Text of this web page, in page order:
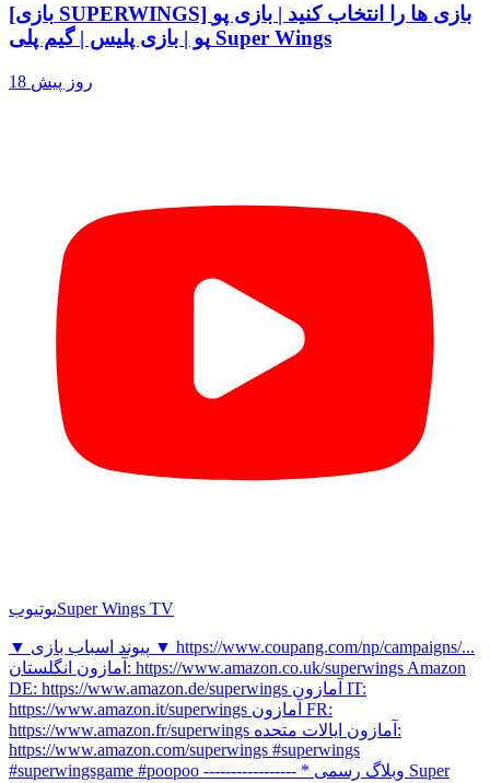
[بازی SUPERWINGS] بازی ها را انتخاب کنید | بازی پو
پو | بازی پلیس | گیم پلی Super Wings
18 روز پیش
یوتیوبSuper Wings TV
▼ پیوند اسباب بازی ▼ https://www.coupang.com/np/campaigns/...
آمازون انگلستان: https://www.amazon.co.uk/superwings Amazon
DE: https://www.amazon.de/superwings آمازون IT:
https://www.amazon.it/superwings آمازون FR:
https://www.amazon.fr/superwings آمازون ایالات متحده:
https://www.amazon.com/superwings #superwings
#superwingsgame #poopoo ----------------- * وبلاگ رسمی Super